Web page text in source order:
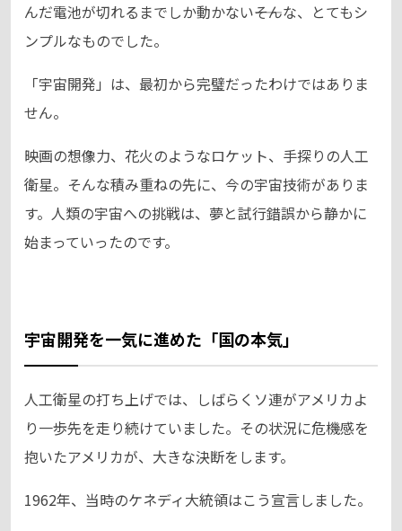
んだ電池が切れるまでしか動かない――そんな、とてもシ
ンプルなものでした。
「宇宙開発」は、最初から完璧だったわけではありま
せん。
映画の想像力、花火のようなロケット、手探りの人工
衛星。そんな積み重ねの先に、今の宇宙技術がありま
す。人類の宇宙への挑戦は、夢と試行錯誤から静かに
始まっていったのです。
宇宙開発を一気に進めた「国の本気」
人工衛星の打ち上げでは、しばらくソ連がアメリカよ
り一歩先を走り続けていました。その状況に危機感を
抱いたアメリカが、大きな決断をします。
1962年、当時のケネディ大統領はこう宣言しました。